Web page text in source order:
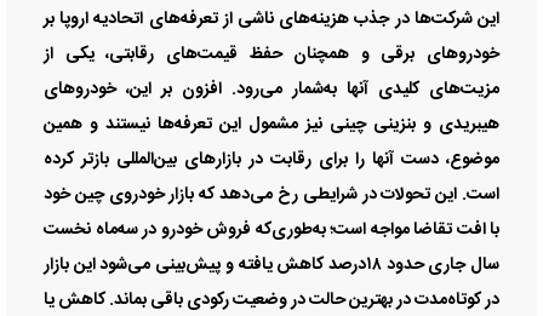
این شرکت‌ها در جذب هزینه‌های ناشی از تعرفه‌های اتحادیه اروپا بر
خودرو‌های برقی و همچنان حفظ قیمت‌های رقابتی، یکی از
مزیت‌های کلیدی آنها به‌شمار می‌رود. افزون بر این، خودرو‌های
هیبریدی و بنزینی چینی نیز مشمول این تعرفه‌ها نیستند و همین
موضوع، دست آنها را برای رقابت در بازار‌های بین‌المللی بازتر کرده
است. این تحولات در شرایطی رخ می‌دهد که بازار خودروی چین خود
با افت تقاضا مواجه است؛ به‌طوری‌که فروش خودرو در سه‌ماه نخست
سال جاری حدود ۱۸درصد کاهش یافته و پیش‌بینی می‌شود این بازار
در کوتاه‌مدت در بهترین حالت در وضعیت رکودی باقی بماند. کاهش یا